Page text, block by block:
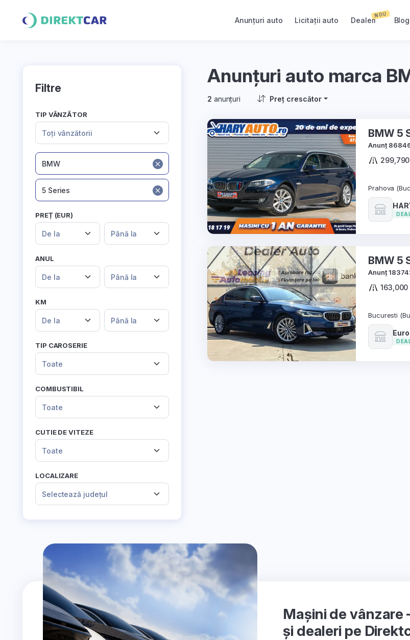
Anunțuri auto Licitații auto Dealeri
NOU
Blog
Filtre
TIP VÂNZĂTOR
Toți vânzătorii
BMW
5 Series
PREȚ (EUR)
De la Până la
ANUL
De la Până la
KM
De la Până la
TIP CAROSERIE
Toate
COMBUSTIBIL
Toate
CUTIE DE VITEZE
Toate
LOCALIZARE
Selectează județul
Anunțuri auto marca
2 anunțuri Preț crescător
Anunț
Prahova
Anunț
163,000
Bucuresti
Mașini de
și dealeri pe